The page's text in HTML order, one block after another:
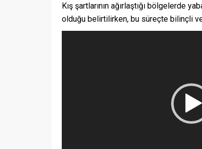
Kış şartlarının ağırlaştığı bölgelerde
olduğu belirtilirken, bu süreçte bilinçli